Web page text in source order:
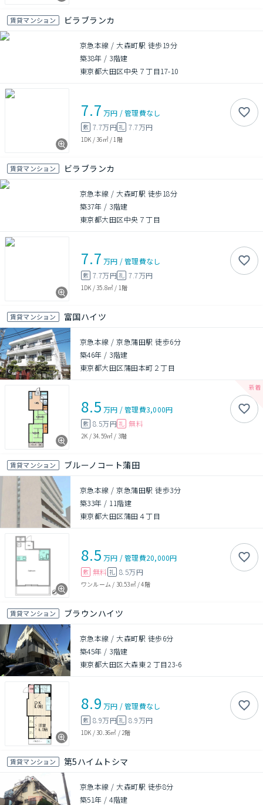
賃貸マンション ビラブランカ
京急本線 / 大森町駅 徒歩19分
築38年 / 3階建
東京都大田区中央７丁目17-10
7.7 万円 /管理費なし
敷 7.7万円礼 7.7万円
1DK /36㎡/ 1階
賃貸マンション ビラブランカ
京急本線 / 大森町駅 徒歩18分
築37年 / 3階建
東京都大田区中央７丁目
7.7 万円 /管理費なし
敷 7.7万円礼 7.7万円
1DK /35.8㎡ / 1階
賃貸マンション 富国ハイツ
京急本線 / 京急蒲田駅 徒歩6分
築46年 / 3階建
東京都大田区蒲田本町２丁目
8.5 万円 /管理費3,000円
敷 8.5万円 礼 無料
2K /34.59㎡ / 3階
賃貸マンション ブルーノコート蒲田
京急本線 / 京急蒲田駅 徒歩3分
築33年 / 11階建
東京都大田区蒲田４丁目
8.5 万円 /管理費20,000円
敷 無料 礼 8.5万円
ワンルーム / 30.53㎡/4階
賃貸マンション ブラウンハイツ
京急本線 / 大森町駅 徒歩6分
築45年 / 3階建
東京都大田区大森東２丁目23-6
8.9 万円 /管理費なし
敷 8.9万円礼 8.9万円
1DK /30.36㎡ / 2階
賃貸マンション 第5ハイムトシマ
京急本線 / 大森町駅 徒歩8分
築51年 /4階建